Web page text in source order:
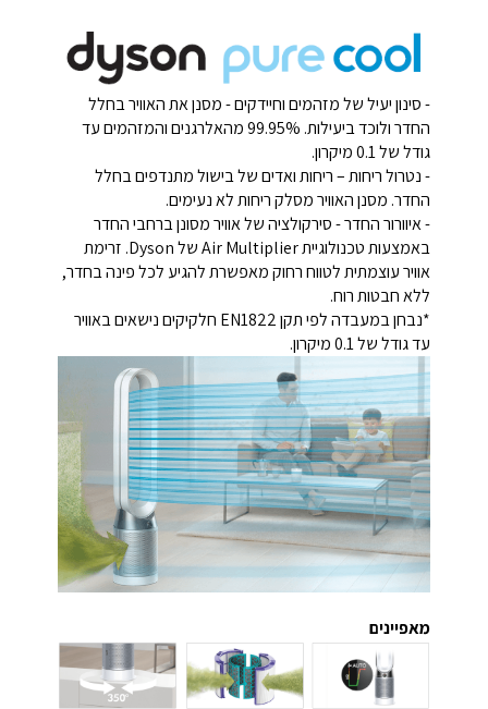
- סינון יעיל של מזהמים וחיידקים - מסנן את האוויר בחלל
החדר ולוכד ביעילות. 99.95% מהאלרגנים והמזהמים עד
גודל של 0.1 מיקרון.
- נטרול ריחות – ריחות ואדים של בישול מתנדפים בחלל
החדר. מסנן האוויר מסלק ריחות לא נעימים.
- איוורור החדר - סירקולציה של אוויר מסונן ברחבי החדר
באמצעות טכנולוגיית Air Multiplier של Dyson. זרימת
אוויר עוצמתית לטווח רחוק מאפשרת להגיע לכל פינה בחדר,
ללא חבטות רוח.
*נבחן במעבדה לפי תקן EN1822 חלקיקים נישאים באוויר
עד גודל של 0.1 מיקרון.
מאפיינים